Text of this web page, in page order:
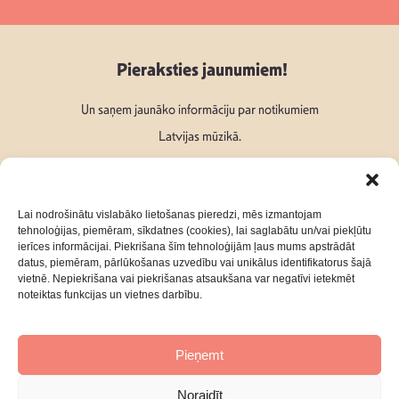
Lai nodrošinātu vislabāko lietošanas pieredzi, mēs izmantojam
tehnoloģijas, piemēram, sīkdatnes (cookies), lai saglabātu un/vai piekļūtu
ierīces informācijai. Piekrišana šīm tehnoloģijām ļaus mums apstrādāt
datus, piemēram, pārlūkošanas uzvedību vai unikālus identifikatorus šajā
vietnē. Nepiekrišana vai piekrišanas atsaukšana var negatīvi ietekmēt
noteiktas funkcijas un vietnes darbību.
Pieņemt
Noraidīt
Pieraksties jaunumiem!
Un saņem jaunāko informāciju par notikumiem
Latvijas mūzikā.
Seko mums:
Par mumsKontakti